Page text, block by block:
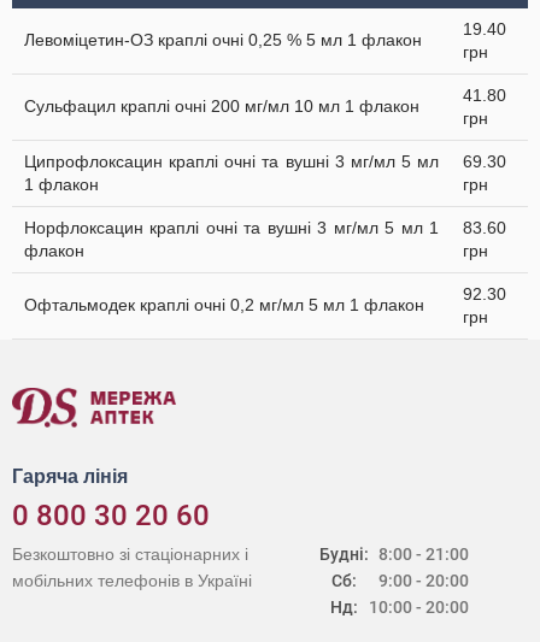
Левоміцетин-ОЗ краплі очні 0,25 % 5 мл 1 флакон
19.40
грн
Сульфацил краплі очні 200 мг/мл 10 мл 1 флакон
41.80
грн
Ципрофлоксацин краплі очні та вушні 3 мг/мл 5 мл
1 флакон
69.30
грн
Норфлоксацин краплі очні та вушні 3 мг/мл 5 мл 1
флакон
83.60
грн
Офтальмодек краплі очні 0,2 мг/мл 5 мл 1 флакон
92.30
грн
Гаряча лінія
0 800 30 20 60
Будні:
Сб:
Нд:
8:00 - 21:00
9:00 - 20:00
10:00 - 20:00
Безкоштовно зі стаціонарних і
мобільних телефонів в Україні